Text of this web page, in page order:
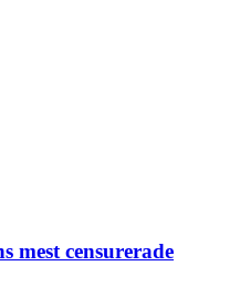
mest censurerade